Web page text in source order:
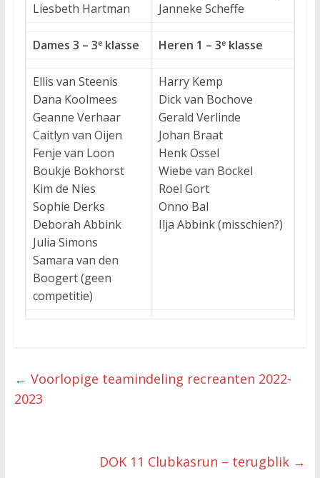
Liesbeth Hartman
Janneke Scheffe
Dames 3 – 3eklasse Heren 1 – 3eklasse
Ellis van Steenis
Dana Koolmees
Geanne Verhaar
Caitlyn van Oijen
Fenje van Loon
Boukje Bokhorst
Kim de Nies
Sophie Derks
Deborah Abbink
Julia Simons
Samara van den
Boogert (geen
competitie)
Harry Kemp
Dick van Bochove
Gerald Verlinde
Johan Braat
Henk Ossel
Wiebe van Bockel
Roel Gort
Onno Bal
Ilja Abbink (misschien?)
← Voorlopige teamindeling recreanten 2022-
2023
DOK 11 Clubkasrun – terugblik →